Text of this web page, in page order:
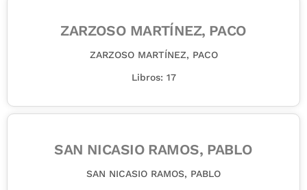
ZARZOSO MARTÍNEZ, PACO
ZARZOSO MARTÍNEZ, PACO
Libros: 17
SAN NICASIO RAMOS, PABLO
SAN NICASIO RAMOS, PABLO